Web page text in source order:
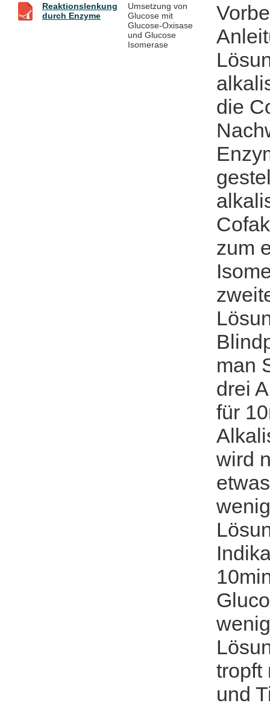
Reaktionslenkung
durch Enzyme
Umsetzung von
Glucose mit
Glucose-Oxisase
und Glucose
Isomerase
die
zum
man
drei
für
wird
tropft
und